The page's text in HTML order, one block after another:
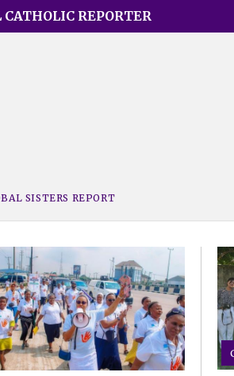
REPORTER
SISTERS REPORT